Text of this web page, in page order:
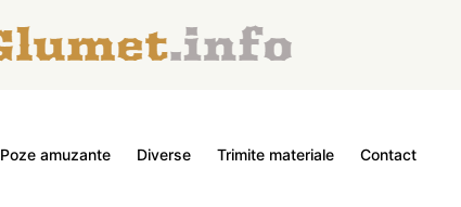
Poze amuzante Diverse Trimite materiale Contact